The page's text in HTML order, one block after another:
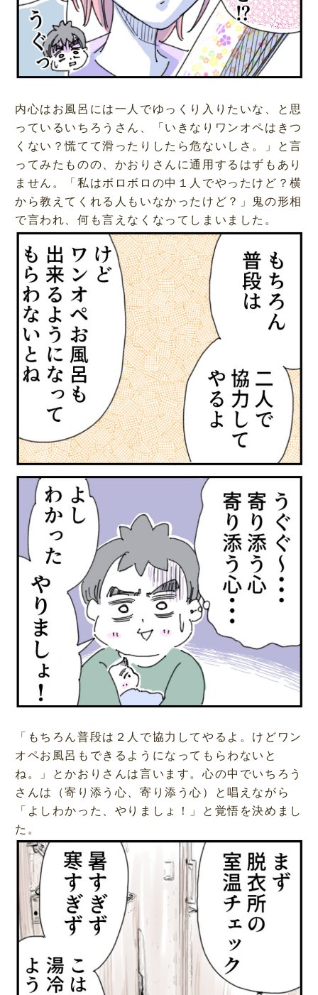
内心はお風呂には一人でゆっくり入りたいな、と思
っているいちろうさん、「いきなりワンオペはきつ
くない？慌てて滑ったりしたら危ないしさ。」と言
ってみたものの、かおりさんに通用するはずもあり
ません。「私はボロボロの中１人でやったけど？横
から教えてくれる人もいなかったけど？」鬼の形相
で言われ、何も言えなくなってしまいました。
「もちろん普段は２人で協力してやるよ。けどワン
オペお風呂もできるようになってもらわないと
ね。」とかおりさんは言います。心の中でいちろう
さんは（寄り添う心、寄り添う心）と唱えながら
「よしわかった、やりましょ！」と覚悟を決めまし
た。